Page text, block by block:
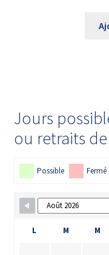
Jours
ou retraits
Possible Fermé
L M M